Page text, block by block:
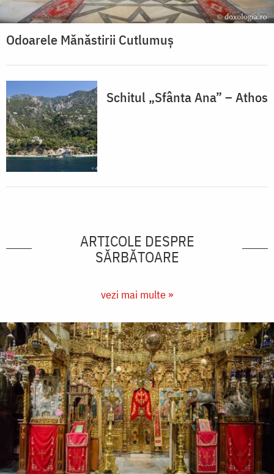
Odoarele Mănăstirii Cutlumuș
Schitul „Sfânta Ana” – Athos
ARTICOLE DESPRE
SĂRBĂTOARE
vezi mai multe »